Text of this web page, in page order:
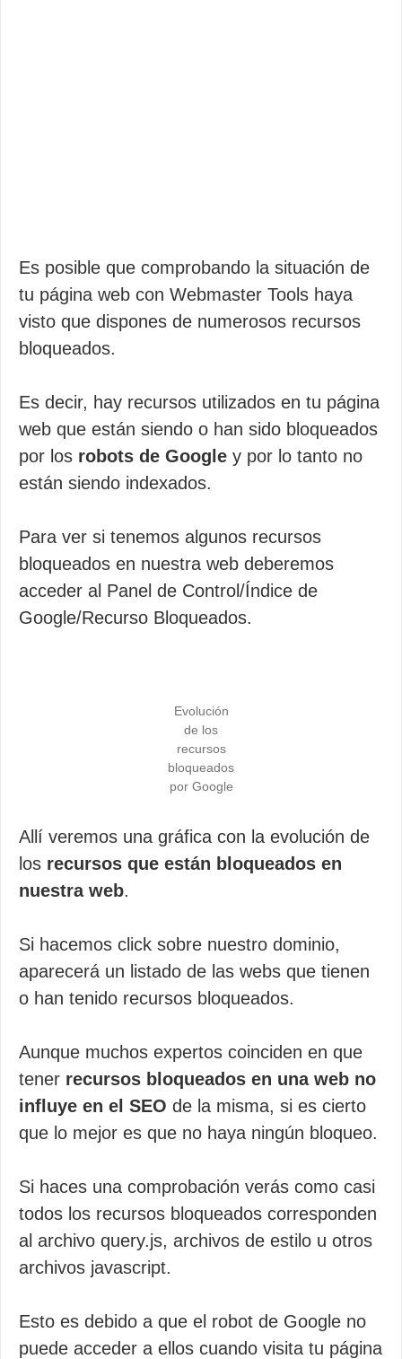
Es posible que comprobando la situación de
tu página web con Webmaster Tools haya
visto que dispones de numerosos recursos
bloqueados.
Es decir, hay recursos utilizados en tu página
web que están siendo o han sido bloqueados
por los robots de Google y por lo tanto no
están siendo indexados.
Para ver si tenemos algunos recursos
bloqueados en nuestra web deberemos
acceder al Panel de Control/Índice de
Google/Recurso Bloqueados.
Evolución
de los
recursos
bloqueados
por Google
Allí veremos una gráfica con la evolución de
los recursos que están bloqueados en
nuestra web.
Si hacemos click sobre nuestro dominio,
aparecerá un listado de las webs que tienen
o han tenido recursos bloqueados.
Aunque muchos expertos coinciden en que
tener recursos bloqueados en una web no
influye en el SEO de la misma, si es cierto
que lo mejor es que no haya ningún bloqueo.
Si haces una comprobación verás como casi
todos los recursos bloqueados corresponden
al archivo query.js, archivos de estilo u otros
archivos javascript.
Esto es debido a que el robot de Google no
puede acceder a ellos cuando visita tu página